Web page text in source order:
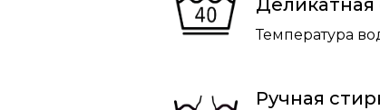
Деликатная
Температура
Ручная